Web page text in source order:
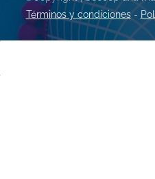
Términos y condiciones-